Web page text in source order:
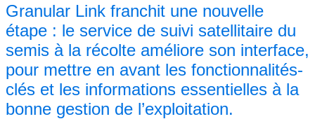
Granular Link franchit une nouvelle
étape : le service de suivi satellitaire du
semis à la récolte améliore son interface,
pour mettre en avant les fonctionnalités-
clés et les informations essentielles à la
bonne gestion de l’exploitation.